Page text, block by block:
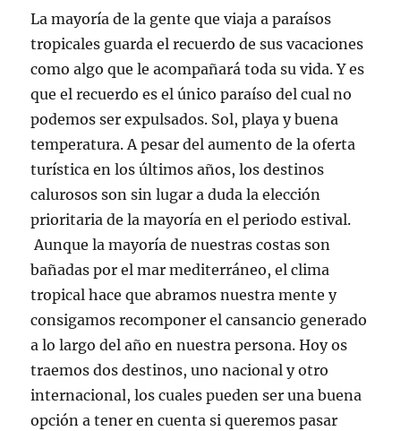
La mayoría de la gente que viaja a paraísos
tropicales guarda el recuerdo de sus vacaciones
como algo que le acompañará toda su vida. Y es
que el recuerdo es el único paraíso del cual no
podemos ser expulsados. Sol, playa y buena
temperatura. A pesar del aumento de la oferta
turística en los últimos años, los destinos
calurosos son sin lugar a duda la elección
prioritaria de la mayoría en el periodo estival.
Aunque la mayoría de nuestras costas son
bañadas por el mar mediterráneo, el clima
tropical hace que abramos nuestra mente y
consigamos recomponer el cansancio generado
a lo largo del año en nuestra persona. Hoy os
traemos dos destinos, uno nacional y otro
internacional, los cuales pueden ser una buena
opción a tener en cuenta si queremos pasar